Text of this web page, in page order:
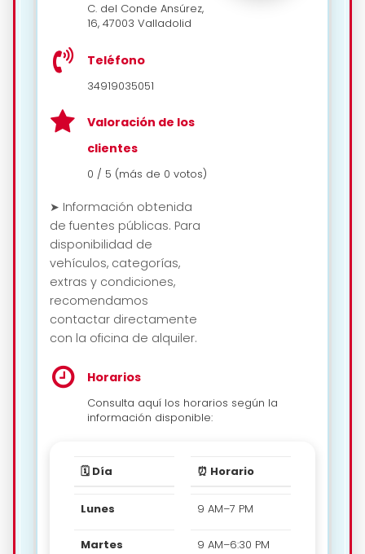
C. del Conde Ansúrez,
16, 47003 Valladolid
Teléfono
34919035051
Valoración de los
clientes
0 / 5 (más de 0 votos)
➤ Información obtenida
de fuentes públicas. Para
disponibilidad de
vehículos, categorías,
extras y condiciones,
recomendamos
contactar directamente
con la oficina de alquiler.
Horarios
Consulta aquí los horarios según la
información disponible:
🗓️ Día ⏰ Horario
Lunes 9 AM–7 PM
Martes 9 AM–6:30 PM